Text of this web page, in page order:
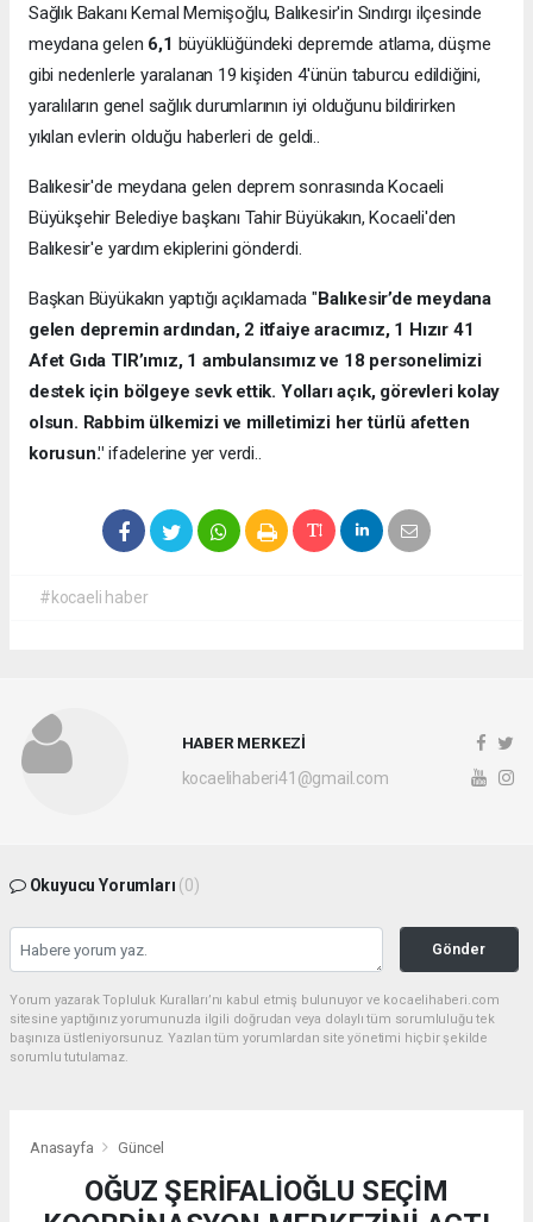
Sağlık Bakanı Kemal Memişoğlu, Balıkesir'in Sındırgı ilçesinde
meydana gelen 6,1 büyüklüğündeki depremde atlama, düşme
gibi nedenlerle yaralanan 19 kişiden 4'ünün taburcu edildiğini,
yaralıların genel sağlık durumlarının iyi olduğunu bildirirken
yıkılan evlerin olduğu haberleri de geldi..
Balıkesir'de meydana gelen deprem sonrasında Kocaeli
Büyükşehir Belediye başkanı Tahir Büyükakın, Kocaeli'den
Balıkesir'e yardım ekiplerini gönderdi.
Başkan Büyükakın yaptığı açıklamada "Balıkesir’de meydana
gelen depremin ardından, 2 itfaiye aracımız, 1 Hızır 41
Afet Gıda TIR’ımız, 1 ambulansımız ve 18 personelimizi
destek için bölgeye sevk ettik. Yolları açık, görevleri kolay
olsun. Rabbim ülkemizi ve milletimizi her türlü afetten
korusun."ifadelerine yer verdi..
#kocaeli haber
HABER MERKEZİ
kocaelihaberi41@gmail.com
Okuyucu Yorumları (0)
Gönder
Yorum yazarak Topluluk Kuralları’nı kabul etmiş bulunuyor ve kocaelihaberi.com
sitesine yaptığınız yorumunuzla ilgili doğrudan veya dolaylı tüm sorumluluğu tek
başınıza üstleniyorsunuz. Yazılan tüm yorumlardan site yönetimi hiçbir şekilde
sorumlu tutulamaz.
Anasayfa Güncel
OĞUZ ŞERİFALİOĞLU SEÇİM